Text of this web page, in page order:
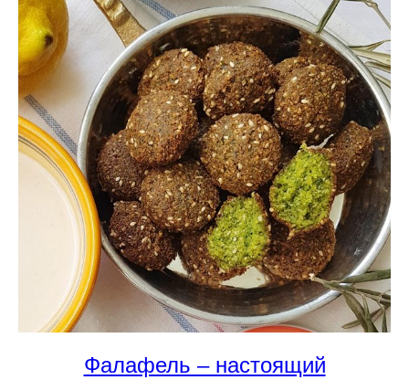
Фалафель – настоящий